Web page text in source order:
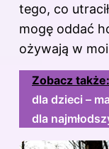
tego, co
mogę oddać
ożywają w
Zobacz także:
dla dzieci –
dla